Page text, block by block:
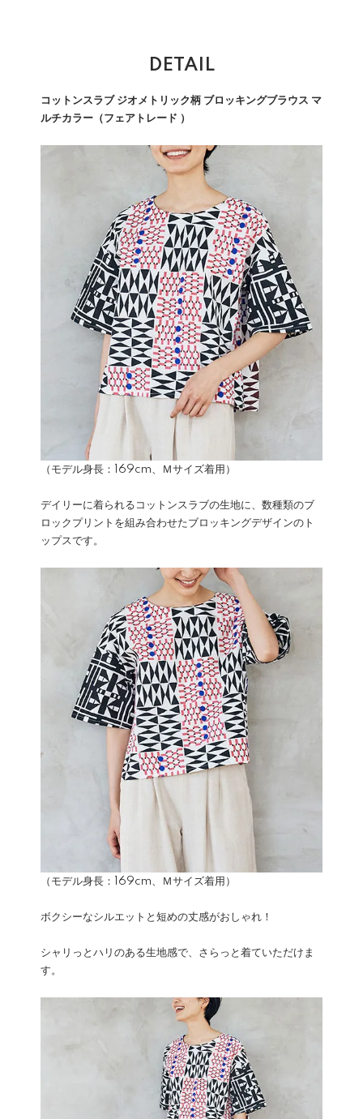
DETAIL
コットンスラブ ジオメトリック柄 ブロッキングブラウス マ
ルチカラー（フェアトレード ）
（モデル身長：169cm、Ｍサイズ着用）
デイリーに着られるコットンスラブの生地に、数種類のブ
ロックプリントを組み合わせたブロッキングデザインのト
ップスです。
（モデル身長：169cm、Ｍサイズ着用）
ボクシーなシルエットと短めの丈感がおしゃれ！
シャリっとハリのある生地感で、さらっと着ていただけま
す。